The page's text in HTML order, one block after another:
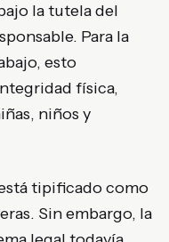
la tutela del
Para la
esto
física,
niños y
tipificado como
Sin embargo, la